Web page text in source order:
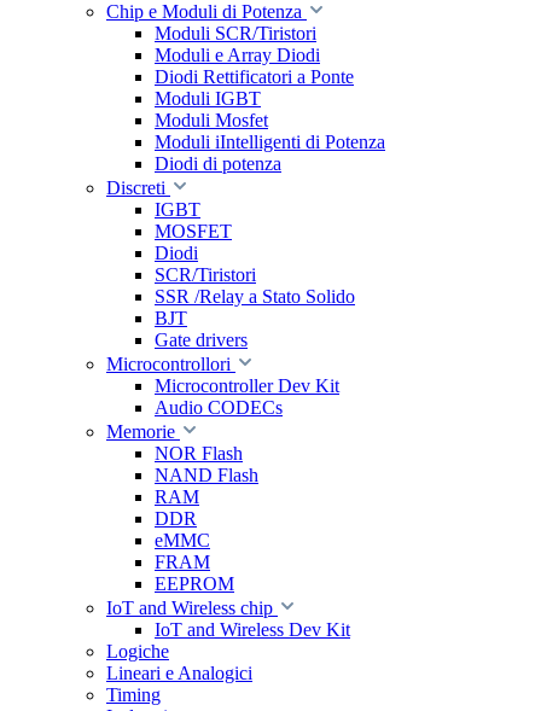
Chip e Moduli di Potenza
Moduli SCR/Tiristori
Moduli e Array Diodi
Diodi Rettificatori a Ponte
Moduli IGBT
Moduli Mosfet
Moduli iIntelligenti di Potenza
Diodi di potenza
Discreti
IGBT
MOSFET
Diodi
SCR/Tiristori
SSR /Relay a Stato Solido
BJT
Gate drivers
Microcontrollori
Microcontroller Dev Kit
Audio CODECs
Memorie
NOR Flash
NAND Flash
RAM
DDR
eMMC
FRAM
EEPROM
IoT and Wireless chip
IoT and Wireless Dev Kit
Logiche
Lineari e Analogici
Timing